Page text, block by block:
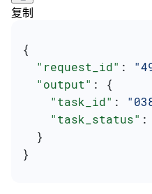
复制
{
  "request_id"
:
  "output"
: {
    "task_id"
:
    "task_status"
:
  }
}